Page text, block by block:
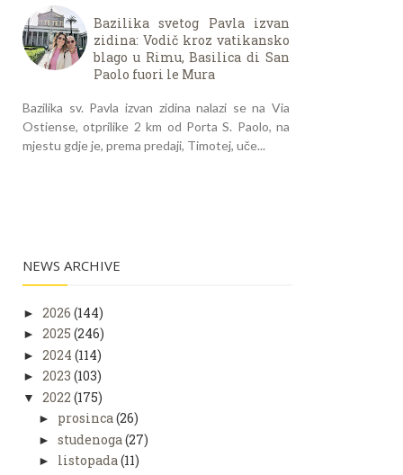
Bazilika svetog Pavla izvan
zidina: Vodič kroz vatikansko
blago u Rimu, Basilica di San
Paolo fuori le Mura
Bazilika sv. Pavla izvan zidina nalazi se na Via
Ostiense, otprilike 2 km od Porta S. Paolo, na
mjestu gdje je, prema predaji, Timotej, uče...
NEWS ARCHIVE
► 2026 (144)
► 2025 (246)
► 2024 (114)
► 2023 (103)
▼ 2022 (175)
► prosinca(26)
► studenoga (27)
► listopada(11)